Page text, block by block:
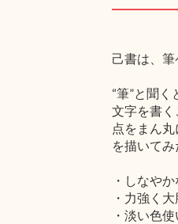
己書は、
“筆”と聞
文字を書く
点をまん
を描いてみ
・しなや
・力強く
・淡い色